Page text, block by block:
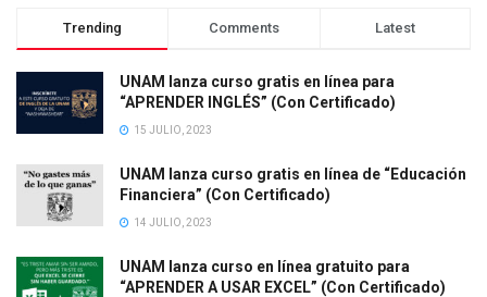
Trending Comments Latest
UNAM lanza curso gratis en línea para
“APRENDER INGLÉS” (Con Certificado)
15 JULIO, 2023
UNAM lanza curso gratis en línea de “Educación
Financiera” (Con Certificado)
14 JULIO, 2023
UNAM lanza curso en línea gratuito para
“APRENDER A USAR EXCEL” (Con Certificado)